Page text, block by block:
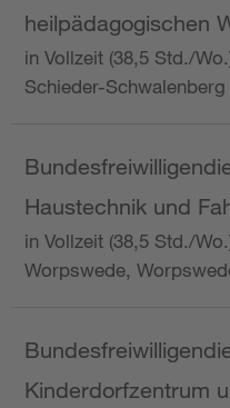
heilpädagogischen
in Vollzeit (38,5 Std./
Schieder-Schwalenberg
Haustechnik und
in Vollzeit (38,5 Std./
Worpswede,
Kinderdorfzentrum